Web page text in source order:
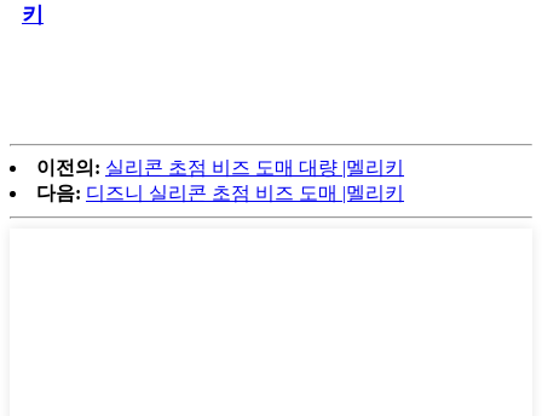
키
이전의: 실리콘 초점 비즈 도매 대량 |멜리키
다음: 디즈니 실리콘 초점 비즈 도매 |멜리키